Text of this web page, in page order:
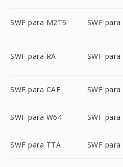
SWF para M2TS SWF para
SWF para RA SWF para
SWF para CAF SWF para
SWF para W64 SWF para
SWF para TTA SWF para